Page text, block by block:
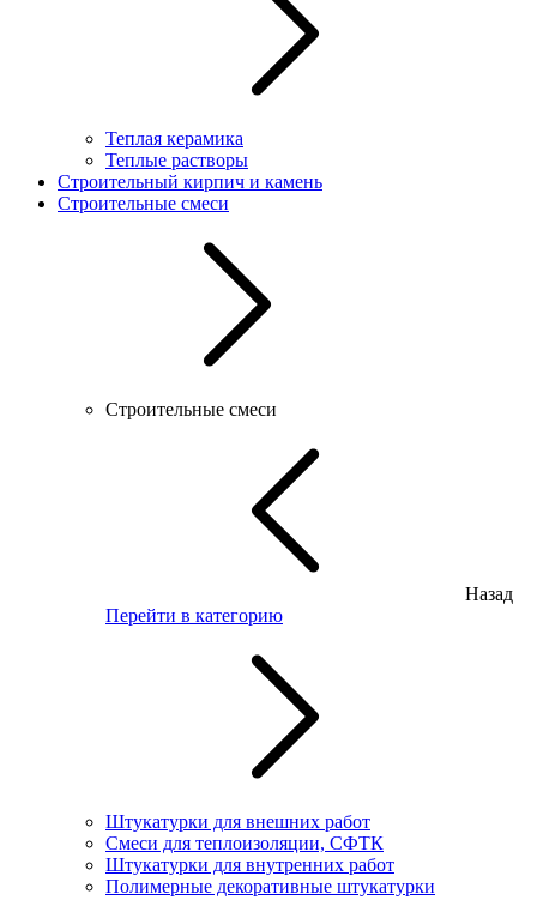
Теплая керамика
Теплые растворы
Строительный кирпич и камень
Строительные смеси
Строительные смеси
Назад
Перейти в категорию
Штукатурки для внешних работ
Смеси для теплоизоляции, СФТК
Штукатурки для внутренних работ
Полимерные декоративные штукатурки